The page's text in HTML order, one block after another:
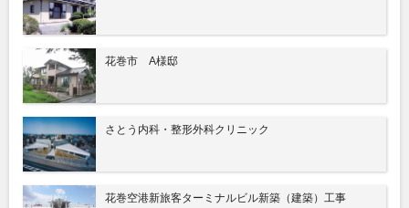
花巻市 A様邸
さとう内科・整形外科クリニック
花巻空港新旅客ターミナルビル新築（建築）工事